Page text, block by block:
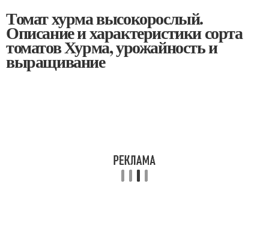
Томат хурма высокорослый.
Описание и характеристики сорта
томатов Хурма, урожайность и
выращивание